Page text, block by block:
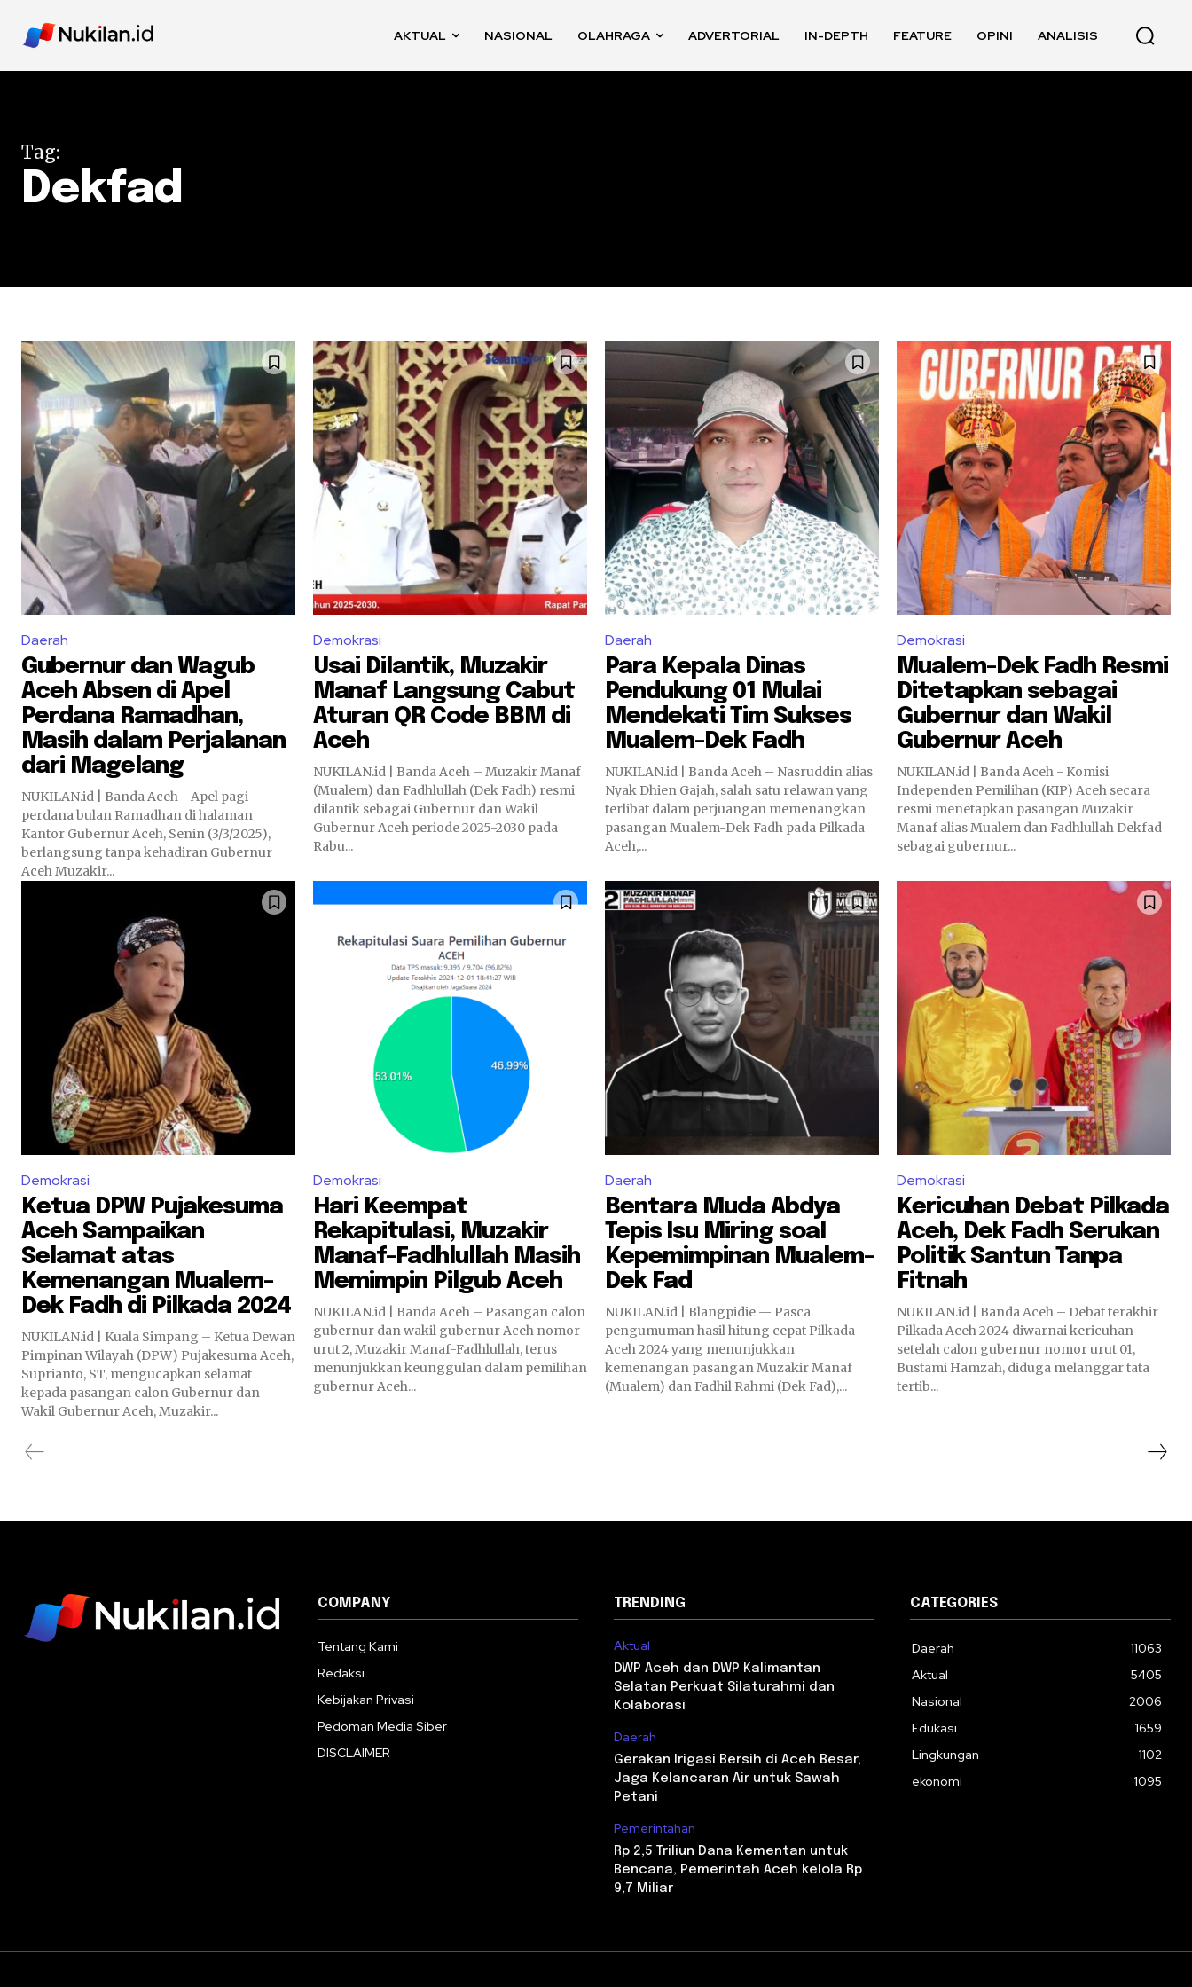
AKTUAL NASIONAL OLAHRAGA ADVERTORIAL IN-DEPTH FEATURE OPINI ANALISIS
Tag:
Dekfad
Daerah
Gubernur dan Wagub
Aceh Absen di Apel
Perdana Ramadhan,
Masih dalam Perjalanan
dari Magelang
NUKILAN.id | Banda Aceh - Apel pagi
perdana bulan Ramadhan di halaman
Kantor Gubernur Aceh, Senin (3/3/2025),
berlangsung tanpa kehadiran Gubernur
Aceh Muzakir...
Demokrasi
Usai Dilantik, Muzakir
Manaf Langsung Cabut
Aturan QR Code BBM di
Aceh
NUKILAN.id | Banda Aceh – Muzakir Manaf
(Mualem) dan Fadhlullah (Dek Fadh) resmi
dilantik sebagai Gubernur dan Wakil
Gubernur Aceh periode 2025-2030 pada
Rabu...
Daerah
Para Kepala Dinas
Pendukung 01 Mulai
Mendekati Tim Sukses
Mualem-Dek Fadh
NUKILAN.id | Banda Aceh – Nasruddin alias
Nyak Dhien Gajah, salah satu relawan yang
terlibat dalam perjuangan memenangkan
pasangan Mualem-Dek Fadh pada Pilkada
Aceh,...
Demokrasi
Mualem-Dek Fadh Resmi
Ditetapkan sebagai
Gubernur dan Wakil
Gubernur Aceh
NUKILAN.id | Banda Aceh - Komisi
Independen Pemilihan (KIP) Aceh secara
resmi menetapkan pasangan Muzakir
Manaf alias Mualem dan Fadhlullah Dekfad
sebagai gubernur...
Demokrasi
Ketua DPW Pujakesuma
Aceh Sampaikan
Selamat atas
Kemenangan Mualem-
Dek Fadh di Pilkada 2024
NUKILAN.id | Kuala Simpang – Ketua Dewan
Pimpinan Wilayah (DPW) Pujakesuma Aceh,
Suprianto, ST, mengucapkan selamat
kepada pasangan calon Gubernur dan
Wakil Gubernur Aceh, Muzakir...
Demokrasi
Hari Keempat
Rekapitulasi, Muzakir
Manaf-Fadhlullah Masih
Memimpin Pilgub Aceh
NUKILAN.id | Banda Aceh – Pasangan calon
gubernur dan wakil gubernur Aceh nomor
urut 2, Muzakir Manaf-Fadhlullah, terus
menunjukkan keunggulan dalam pemilihan
gubernur Aceh...
Daerah
Bentara Muda Abdya
Tepis Isu Miring soal
Kepemimpinan Mualem-
Dek Fad
NUKILAN.id | Blangpidie — Pasca
pengumuman hasil hitung cepat Pilkada
Aceh 2024 yang menunjukkan
kemenangan pasangan Muzakir Manaf
(Mualem) dan Fadhil Rahmi (Dek Fad),...
Demokrasi
Kericuhan Debat Pilkada
Aceh, Dek Fadh Serukan
Politik Santun Tanpa
Fitnah
NUKILAN.id | Banda Aceh – Debat terakhir
Pilkada Aceh 2024 diwarnai kericuhan
setelah calon gubernur nomor urut 01,
Bustami Hamzah, diduga melanggar tata
tertib...
COMPANY
Tentang Kami
Redaksi
Kebijakan Privasi
Pedoman Media Siber
DISCLAIMER
TRENDING
Aktual
DWP Aceh dan DWP Kalimantan
Selatan Perkuat Silaturahmi dan
Kolaborasi
Daerah
Gerakan Irigasi Bersih di Aceh Besar,
Jaga Kelancaran Air untuk Sawah
Petani
Pemerintahan
Rp 2,5 Triliun Dana Kementan untuk
Bencana, Pemerintah Aceh kelola Rp
9,7 Miliar
CATEGORIES
Daerah
11063
Aktual
5405
Nasional
2006
Edukasi
1659
Lingkungan
1102
ekonomi
1095